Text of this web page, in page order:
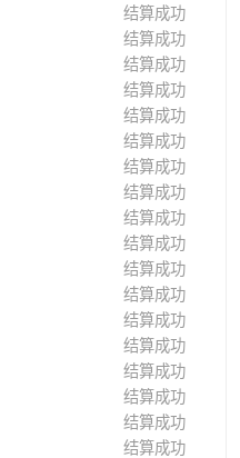
结算成功
结算成功
结算成功
结算成功
结算成功
结算成功
结算成功
结算成功
结算成功
结算成功
结算成功
结算成功
结算成功
结算成功
结算成功
结算成功
结算成功
结算成功